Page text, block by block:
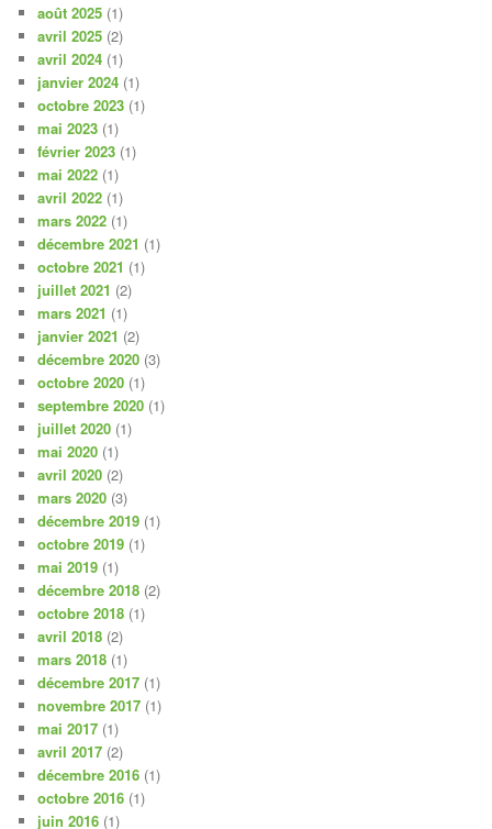
août 2025 (1)
avril 2025 (2)
avril 2024 (1)
janvier 2024 (1)
octobre 2023 (1)
mai 2023 (1)
février 2023 (1)
mai 2022 (1)
avril 2022 (1)
mars 2022 (1)
décembre 2021 (1)
octobre 2021 (1)
juillet 2021 (2)
mars 2021 (1)
janvier 2021 (2)
décembre 2020 (3)
octobre 2020 (1)
septembre 2020 (1)
juillet 2020 (1)
mai 2020 (1)
avril 2020 (2)
mars 2020 (3)
décembre 2019 (1)
octobre 2019 (1)
mai 2019 (1)
décembre 2018 (2)
octobre 2018 (1)
avril 2018 (2)
mars 2018 (1)
décembre 2017 (1)
novembre 2017 (1)
mai 2017 (1)
avril 2017 (2)
décembre 2016 (1)
octobre 2016 (1)
juin 2016 (1)